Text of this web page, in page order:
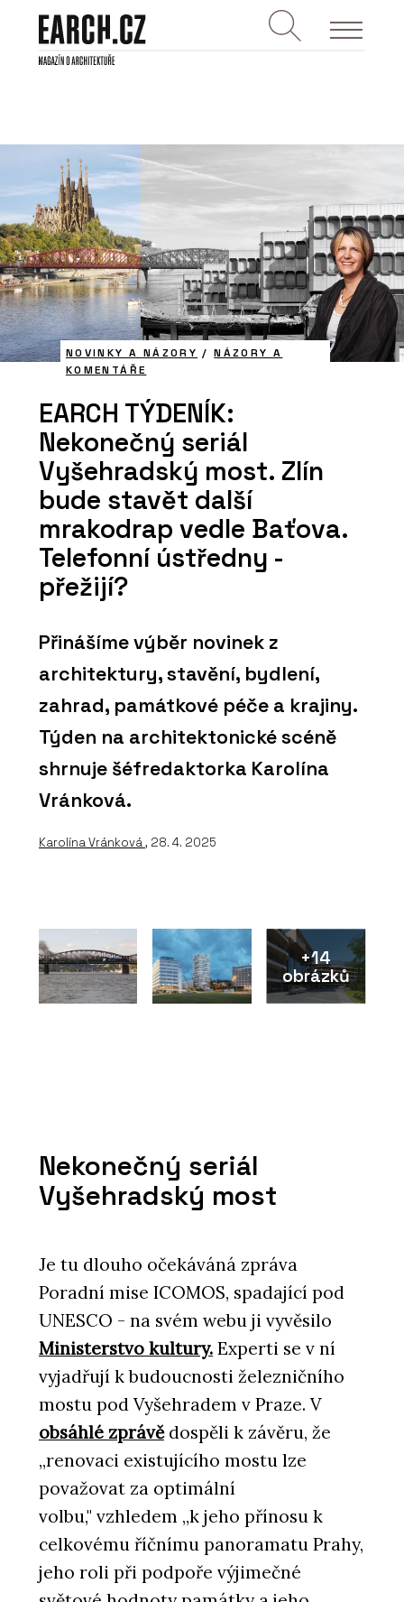
NOVINKY A NÁZORY /NÁZORY A
KOMENTÁŘE
EARCH TÝDENÍK:
Nekonečný seriál
Vyšehradský most. Zlín
bude stavět další
mrakodrap vedle Baťova.
Telefonní ústředny -
přežijí?
Přinášíme výběr novinek z
architektury, stavění, bydlení,
zahrad, památkové péče a krajiny.
Týden na architektonické scéně
shrnuje šéfredaktorka Karolína
Vránková.
Karolína Vránková, 28. 4. 2025
+14
obrázků
Nekonečný seriál
Vyšehradský most
Je tu dlouho očekáváná zpráva
Poradní mise ICOMOS, spadající pod
UNESCO - na svém webu ji vyvěsilo
Ministerstvo kultury. Experti se v ní
vyjadřují k budoucnosti železničního
mostu pod Vyšehradem v Praze. V
obsáhlé zprávědospěli k závěru, že
„renovaci existujícího mostu lze
považovat za optimální
volbu," vzhledem „k jeho přínosu k
celkovému říčnímu panoramatu Prahy,
jeho roli při podpoře výjimečné